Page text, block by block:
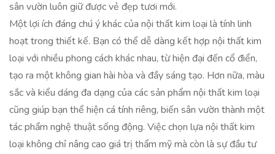
sân vườn luôn giữ được vẻ đẹp tươi mới.
Một lợi ích đáng chú ý khác của nội thất kim loại là tính linh
hoạt trong thiết kế. Bạn có thể dễ dàng kết hợp nội thất kim
loại với nhiều phong cách khác nhau, từ hiện đại đến cổ điển,
tạo ra một không gian hài hòa và đầy sáng tạo. Hơn nữa, màu
sắc và kiểu dáng đa dạng của các sản phẩm nội thất kim loại
cũng giúp bạn thể hiện cá tính riêng, biến sân vườn thành một
tác phẩm nghệ thuật sống động. Việc chọn lựa nội thất kim
loại không chỉ nâng cao giá trị thẩm mỹ mà còn là sự đầu tư